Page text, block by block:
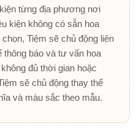
từng địa phương nơi
kiện không có sẵn hoa
Tiệm sẽ chủ động liên
thông báo và tư vấn hoa
đủ thời gian hoặc
sẽ chủ động thay thế
và màu sắc theo mẫu.